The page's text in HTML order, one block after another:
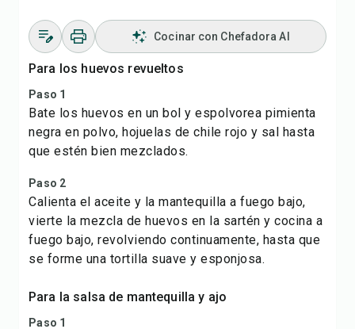
Cocinar con Chefadora AI
Para los huevos revueltos
Paso 1
Bate los huevos en un bol y espolvorea pimienta
negra en polvo, hojuelas de chile rojo y sal hasta
que estén bien mezclados.
Paso 2
Calienta el aceite y la mantequilla a fuego bajo,
vierte la mezcla de huevos en la sartén y cocina a
fuego bajo, revolviendo continuamente, hasta que
se forme una tortilla suave y esponjosa.
Para la salsa de mantequilla y ajo
Paso 1